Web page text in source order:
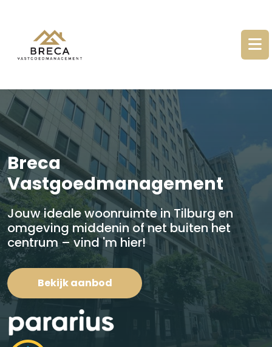
Breca
Vastgoedmanagement
Jouw ideale woonruimte in Tilburg en
omgeving middenin of net buiten het
centrum – vind 'm hier!
Bekijk aanbod